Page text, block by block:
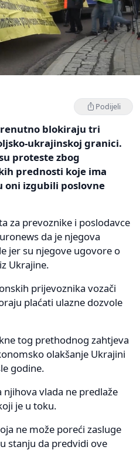
Podijeli
blokiraju tri
ukrajinskoj granici.
proteste zbog
prednosti koje ima
oni izgubili poslovne
za prevoznike i poslodavce
da je njegova
jer su njegove ugovore o
Ukrajine.
prijevoznika vozači
plaćati ulazne dozvole
tog prethodnog zahtjeva
olakšanje Ukrajini
godine.
vlada ne predlaže
je u toku.
ne može poreći zasluge
stanju da predvidi ove